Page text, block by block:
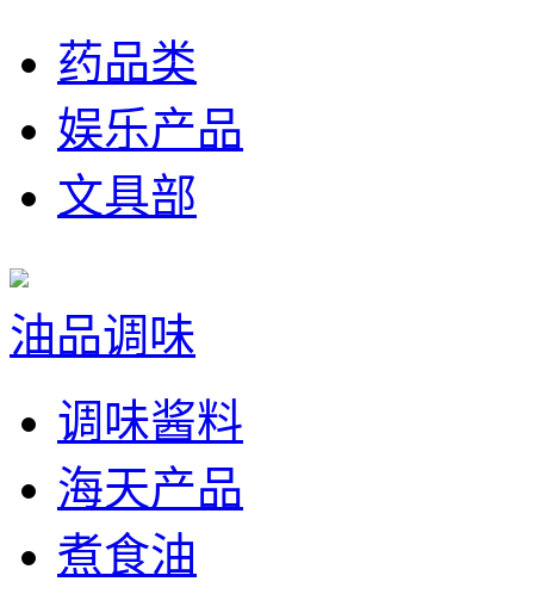
药品类
娱乐产品
文具部
油品调味
调味酱料
海天产品
煮食油